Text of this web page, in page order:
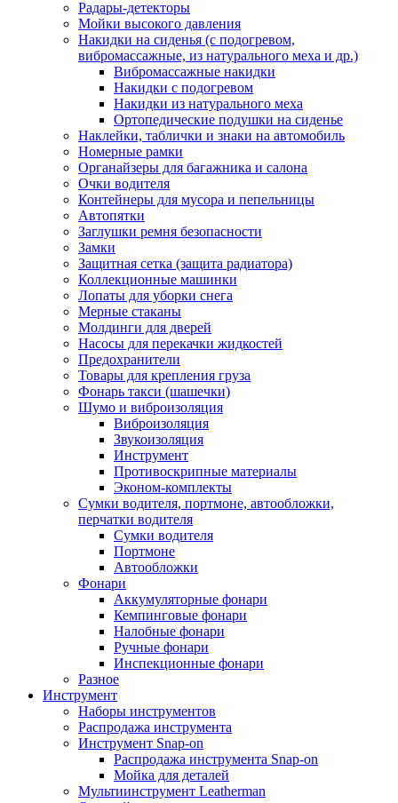
Радары-детекторы
Мойки высокого давления
Накидки на сиденья (с подогревом,
вибромассажные, из натурального меха и др.)
Вибромассажные накидки
Накидки с подогревом
Накидки из натурального меха
Ортопедические подушки на сиденье
Наклейки, таблички и знаки на автомобиль
Номерные рамки
Органайзеры для багажника и салона
Очки водителя
Контейнеры для мусора и пепельницы
Автопятки
Заглушки ремня безопасности
Замки
Защитная сетка (защита радиатора)
Коллекционные машинки
Лопаты для уборки снега
Мерные стаканы
Молдинги для дверей
Насосы для перекачки жидкостей
Предохранители
Товары для крепления груза
Фонарь такси (шашечки)
Шумо и виброизоляция
Виброизоляция
Звукоизоляция
Инструмент
Противоскрипные материалы
Эконом-комплекты
Сумки водителя, портмоне, автообложки,
перчатки водителя
Cумки водителя
Портмоне
Автообложки
Фонари
Аккумуляторные фонари
Кемпинговые фонари
Налобные фонари
Ручные фонари
Инспекционные фонари
Разное
Инструмент
Наборы инструментов
Распродажа инструмента
Инструмент Snap-on
Распродажа инструмента Snap-on
Мойка для деталей
Мультиинструмент Leatherman